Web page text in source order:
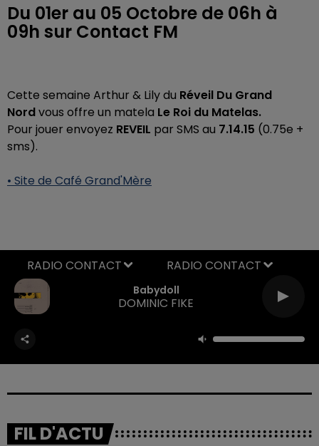
Du 01er au 05 Octobre de 06h à
09h sur Contact FM
Cette semaine Arthur & Lily du Réveil Du Grand
Nordvous offre un matela Le Roi du Matelas.
Pour jouer envoyez REVEIL par SMS au 7.14.15 (0.75e +
sms).
• Site de Café Grand'Mère
Babydoll
DOMINIC FIKE
RADIO CONTACT
FIL D'ACTU